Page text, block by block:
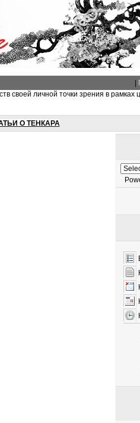
|
своей личной точки зрения в рамках
О ТЕНКАРА